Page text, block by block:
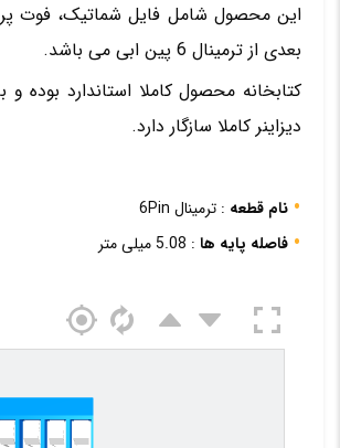
این محصول شامل فایل شماتیک، فوت
بعدی از ترمینال 6 پین ابی می باشد.
کتابخانه محصول کاملا استاندارد بوده و
دیزاینر کاملا سازگار دارد.
نام قطعه : ترمینال 6Pin
فاصله پایه ها : 5.08 میلی متر